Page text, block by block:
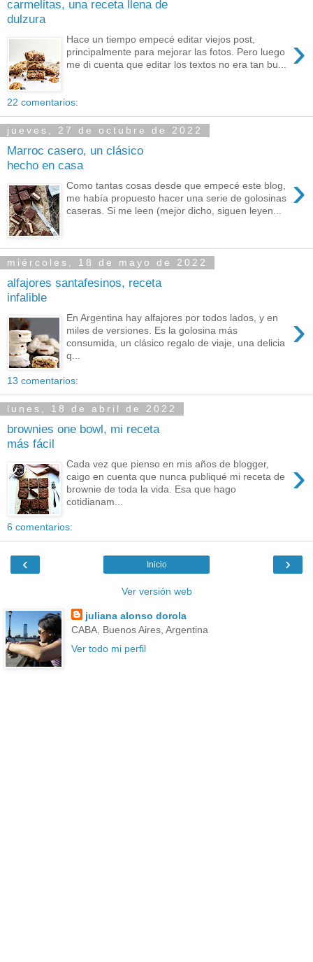
carmelitas, una receta llena de
dulzura
›
Hace un tiempo empecé editar viejos post,
principalmente para mejorar las fotos. Pero luego
me di cuenta que editar los textos no era tan bu...
22 comentarios:
jueves, 27 de octubre de 2022
Marroc casero, un clásico
hecho en casa
›
Como tantas cosas desde que empecé este blog,
me había propuesto hacer una serie de golosinas
caseras. Si me leen (mejor dicho, siguen leyen...
miércoles, 18 de mayo de 2022
alfajores santafesinos, receta
infalible
›
En Argentina hay alfajores por todos lados, y en
miles de versiones. Es la golosina más
consumida, un clásico regalo de viaje, una delicia
q...
13 comentarios:
lunes, 18 de abril de 2022
brownies one bowl, mi receta
más fácil
›
Cada vez que pienso en mis años de blogger,
caigo en cuenta que nunca publiqué mi receta de
brownie de toda la vida. Esa que hago
cotidianam...
6 comentarios:
‹ ›
Inicio
Ver versión web
juliana alonso dorola
CABA, Buenos Aires, Argentina
Ver todo mi perfil